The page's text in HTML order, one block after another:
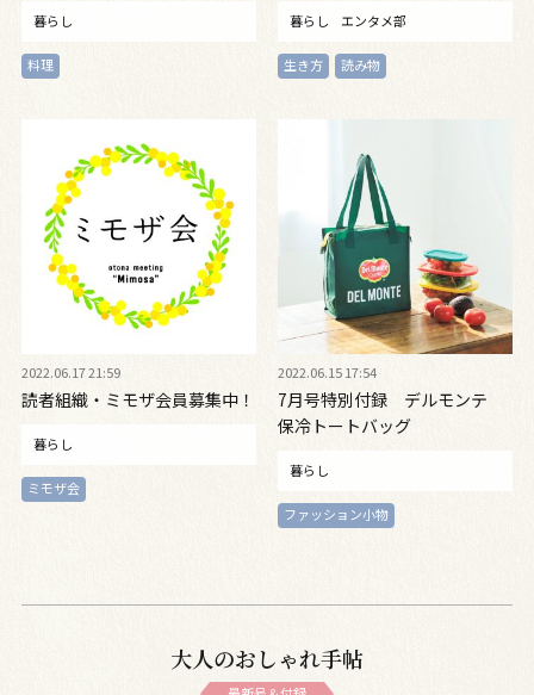
暮らし
料理
暮らし エンタメ部
生き方 読み物
2022.06.17 21:59
読者組織・ミモザ会員募集中！
暮らし
ミモザ会
2022.06.15 17:54
7月号特別付録 デルモンテ
保冷トートバッグ
暮らし
ファッション小物
大人のおしゃれ手帖